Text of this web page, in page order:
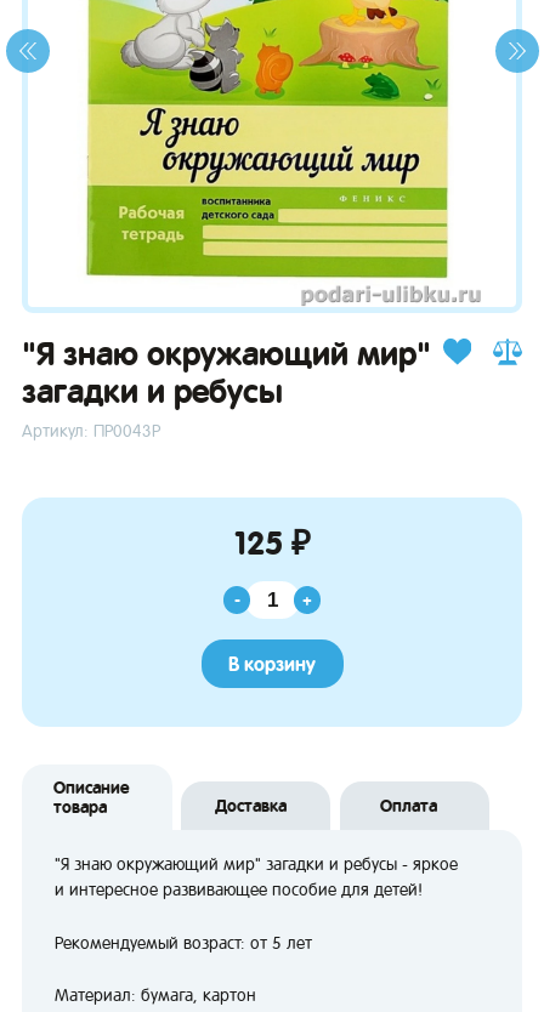
"Я знаю окружающий мир"
загадки и ребусы
Артикул: ПР0043Р
125 ₽
- +
В корзину
Описание
товара
Доставка Оплата
"Я знаю окружающий мир" загадки и ребусы - яркое
и интересное развивающее пособие для детей!
Рекомендуемый возраст: от 5 лет
Материал: бумага, картон